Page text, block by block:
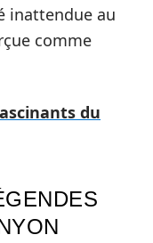
inattendue au
comme
du